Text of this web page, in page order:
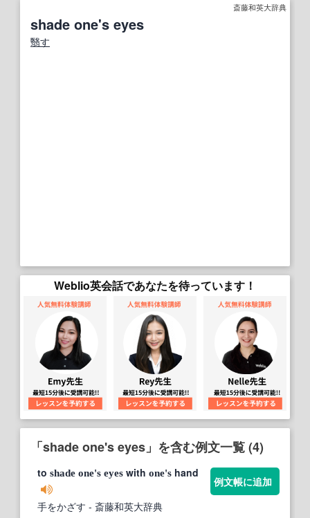
斎藤和英大辞典
shade one's eyes
翳す
Weblio英会話であなたを待っています！
「shade one's eyes」を含む例文一覧 (4)
to shade one's eyes with one's hand
手をかざす - 斎藤和英大辞典
例文帳に追加